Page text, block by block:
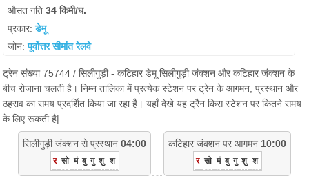
औसत गति34 किमी/घ.
प्रकार:डेमू
जोन:पूर्वोत्तर सीमांत रेलवे
ट्रेन संख्या 75744 / सिलीगुड़ी - कटिहार डेमू सिलीगुड़ी जंक्शन और कटिहार जंक्शन के
बीच रोजाना चलती है। निम्न तालिका में प्रत्येक स्टेशन पर ट्रेन के आगमन, प्रस्थान और
ठहराव का समय प्रदर्शित किया जा रहा है। यहाँ देखे यह ट्रैन किस स्टेशन पर कितने समय
के लिए रूकती है|
सिलीगुड़ी जंक्शन से प्रस्थान 04:00
र सो मं बु गु शु श
कटिहार जंक्शन पर आगमन 10:00
र सो मं बु गु शु श